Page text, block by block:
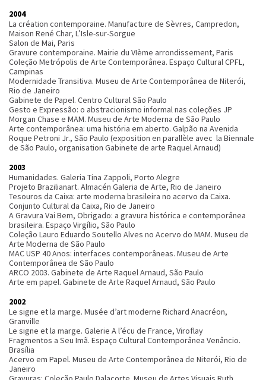
2004
La création contemporaine. Manufacture de Sèvres, Campredon,
Maison René Char, L’Isle-sur-Sorgue
Salon de Mai, Paris
Gravure contemporaine. Mairie du VIème arrondissement, Paris
Coleção Metrópolis de Arte Contemporânea. Espaço Cultural CPFL,
Campinas
Modernidade Transitiva. Museu de Arte Contemporânea de Niterói,
Rio de Janeiro
Gabinete de Papel. Centro Cultural São Paulo
Gesto e Expressão: o abstracionismo informal nas coleções JP
Morgan Chase e MAM. Museu de Arte Moderna de São Paulo
Arte contemporânea: uma história em aberto. Galpão na Avenida
Roque Petroni Jr., São Paulo (exposition en parallèle avec la Biennale
de São Paulo, organisation Gabinete de arte Raquel Arnaud)
2003
Humanidades. Galeria Tina Zappoli, Porto Alegre
Projeto Brazilianart. Almacén Galeria de Arte, Rio de Janeiro
Tesouros da Caixa: arte moderna brasileira no acervo da Caixa.
Conjunto Cultural da Caixa, Rio de Janeiro
A Gravura Vai Bem, Obrigado: a gravura histórica e contemporânea
brasileira. Espaço Virgílio, São Paulo
Coleção Lauro Eduardo Soutello Alves no Acervo do MAM. Museu de
Arte Moderna de São Paulo
MAC USP 40 Anos: interfaces contemporâneas. Museu de Arte
Contemporânea de São Paulo
ARCO 2003. Gabinete de Arte Raquel Arnaud, São Paulo
Arte em papel. Gabinete de Arte Raquel Arnaud, São Paulo
2002
Le signe et la marge. Musée d’art moderne Richard Anacréon,
Granville
Le signe et la marge. Galerie A l’écu de France, Viroflay
Fragmentos a Seu Imã. Espaço Cultural Contemporânea Venâncio.
Brasília
Acervo em Papel. Museu de Arte Contemporânea de Niterói, Rio de
Janeiro